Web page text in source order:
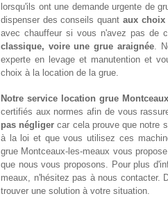
lorsqu'ils ont une demande urgente de
dispenser des conseils quant aux choix
avec chauffeur si vous n'avez pas de
classique, voire une grue araignée.
experte en levage et manutention et
choix à la location de la grue.
Notre service location grue
certifiés aux normes afin de vous
pas négliger car cela prouve que notre
à la loi et que vous utilisez ces
grue Montceaux-les-meaux vous
que nous vous proposons. Pour plus
meaux, n'hésitez pas à nous contacter.
trouver une solution à votre situation.